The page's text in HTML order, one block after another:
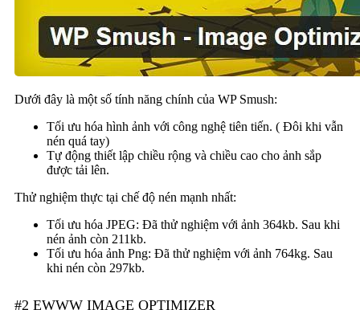
Dưới đây là một số tính năng chính của WP Smush:
Tối ưu hóa hình ảnh với công nghệ tiên tiến. ( Đôi khi vẫn
nén quá tay)
Tự động thiết lập chiều rộng và chiều cao cho ảnh sắp
được tải lên.
Thử nghiệm thực tại chế độ nén mạnh nhất:
Tối ưu hóa JPEG: Đã thử nghiệm với ảnh 364kb. Sau khi
nén ảnh còn 211kb.
Tối ưu hóa ảnh Png: Đã thử nghiệm với ảnh 764kg. Sau
khi nén còn 297kb.
#2 EWWW IMAGE OPTIMIZER